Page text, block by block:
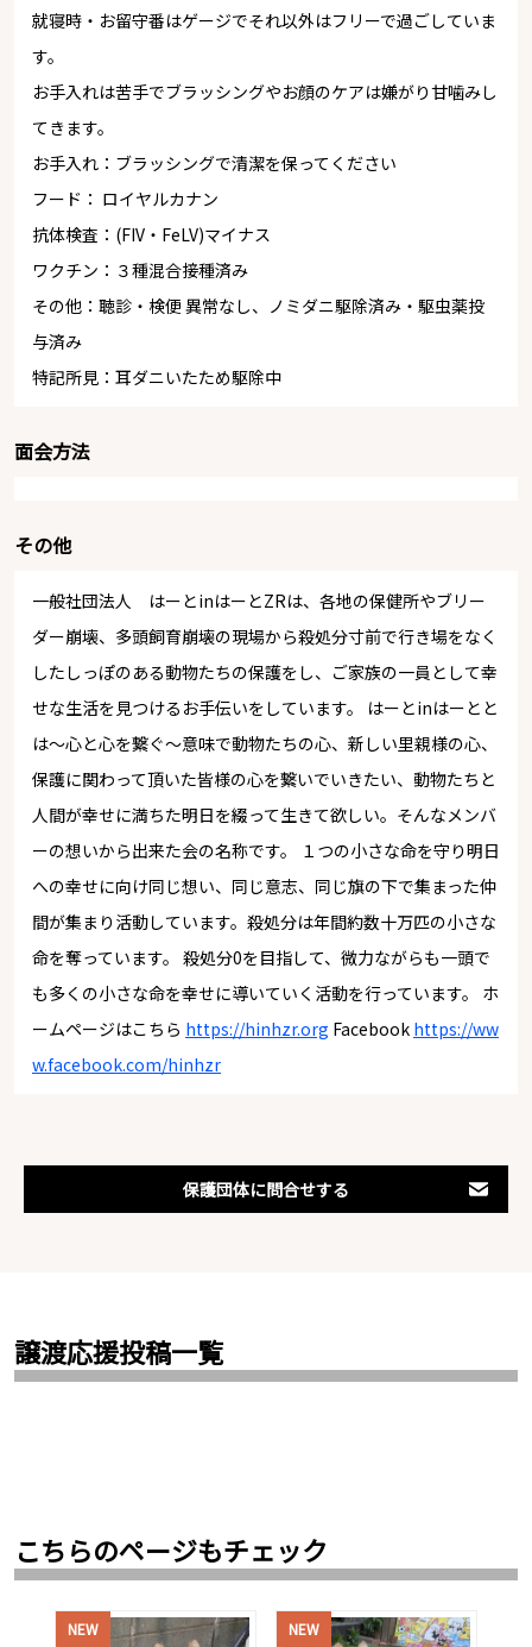
就寝時・お留守番はゲージでそれ以外はフリーで過ごしていま
す。
お手入れは苦手でブラッシングやお顔のケアは嫌がり甘噛みし
てきます。
お手入れ：ブラッシングで清潔を保ってください
フード： ロイヤルカナン
抗体検査：(FIV・FeLV)マイナス
ワクチン：３種混合接種済み
その他：聴診・検便 異常なし、ノミダニ駆除済み・駆虫薬投
与済み
特記所見：耳ダニいたため駆除中
面会方法
その他
一般社団法人 はーとinはーとZRは、各地の保健所やブリー
ダー崩壊、多頭飼育崩壊の現場から殺処分寸前で行き場をなく
したしっぽのある動物たちの保護をし、ご家族の一員として幸
せな生活を見つけるお手伝いをしています。 はーとinはーとと
は～心と心を繋ぐ～意味で動物たちの心、新しい里親様の心、
保護に関わって頂いた皆様の心を繋いでいきたい、動物たちと
人間が幸せに満ちた明日を綴って生きて欲しい。そんなメンバ
ーの想いから出来た会の名称です。 １つの小さな命を守り明日
への幸せに向け同じ想い、同じ意志、同じ旗の下で集まった仲
間が集まり活動しています。殺処分は年間約数十万匹の小さな
命を奪っています。 殺処分0を目指して、微力ながらも一頭で
も多くの小さな命を幸せに導いていく活動を行っています。 ホ
ームページはこちら https://hinhzr.org Facebook https://ww
w.facebook.com/hinhzr
保護団体に問合せする
譲渡応援投稿一覧
こちらのページもチェック
NEW NEW